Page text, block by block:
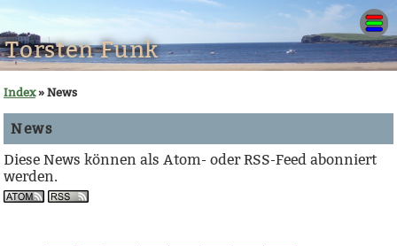
Torsten Funk
Index» News
News
Diese News können als Atom- oder RSS-Feed abonniert
werden.